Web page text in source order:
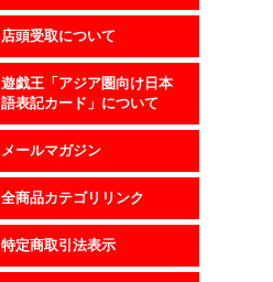
店頭受取について
遊戯王「アジア圏向け日本
語表記カード」について
メールマガジン
全商品カテゴリリンク
特定商取引法表示